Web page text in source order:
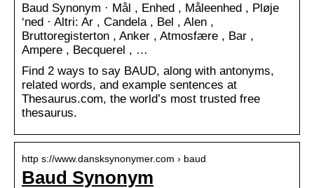
Baud Synonym · Mål , Enhed , Måleenhed , Pløje
‘ned · Altri: Ar , Candela , Bel , Alen ,
Bruttoregisterton , Anker , Atmosfære , Bar ,
Ampere , Becquerel , …
Find 2 ways to say BAUD, along with antonyms,
related words, and example sentences at
Thesaurus.com, the world’s most trusted free
thesaurus.
http s://www.dansksynonymer.com › baud
Baud Synonym